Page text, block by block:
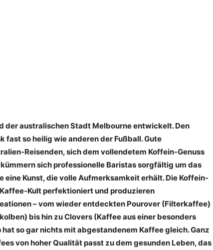
Reiseempfehlungen.
der australischen Stadt Melbourne entwickelt. Den
fast so heilig wie anderen der Fußball. Gute
Reisenden, sich dem vollendetem Koffein-Genuss
sich professionelle Baristas sorgfältig um das
Kunst, die volle Aufmerksamkeit erhält. Die Koffein-
Kult perfektioniert und produzieren
– vom wieder entdeckten Pourover (Filterkaffee)
bis hin zu Clovers (Kaffee aus einer besonders
so gar nichts mit abgestandenem Kaffee gleich. Ganz
von hoher Qualität passt zu dem gesunden Leben, das